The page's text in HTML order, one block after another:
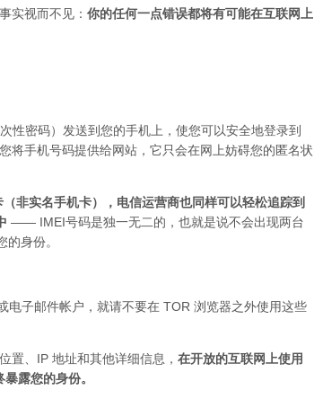
实视而不见： 你的任何一点错误都将有可能在互联网上
性密码）发送到您的手机上，使您可以安全地登录到
将手机号码提供给网站，它只会在网上妨碍您的匿名状
非实名手机卡），电信运营商也同样可以轻松追踪到
—— IMEI号码是独一无二的，也就是说不会出现两台
身份。
子邮件帐户，就请不要在 TOR 浏览器之外使用这些
置、IP 地址和其他详细信息， 在开放的互联网上使用
露您的身份。